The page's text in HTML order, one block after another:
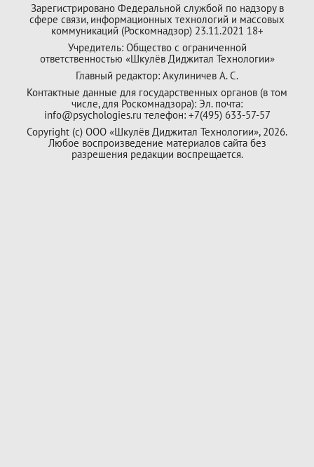
Зарегистрировано Федеральной службой по надзору в
сфере связи, информационных технологий и массовых
коммуникаций (Роскомнадзор) 23.11.2021 18+
Учредитель: Общество с ограниченной
ответственностью «Шкулёв Диджитал Технологии»
Главный редактор: Акулиничев А. С.
Контактные данные для государственных органов (в том
числе, для Роскомнадзора): Эл. почта:
info@psychologies.ru телефон: +7(495) 633-57-57
Copyright (с) ООО «Шкулёв Диджитал Технологии», 2026.
Любое воспроизведение материалов сайта без
разрешения редакции воспрещается.